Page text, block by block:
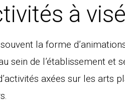
à
la forme
sein de l’établissement et
axées sur les arts